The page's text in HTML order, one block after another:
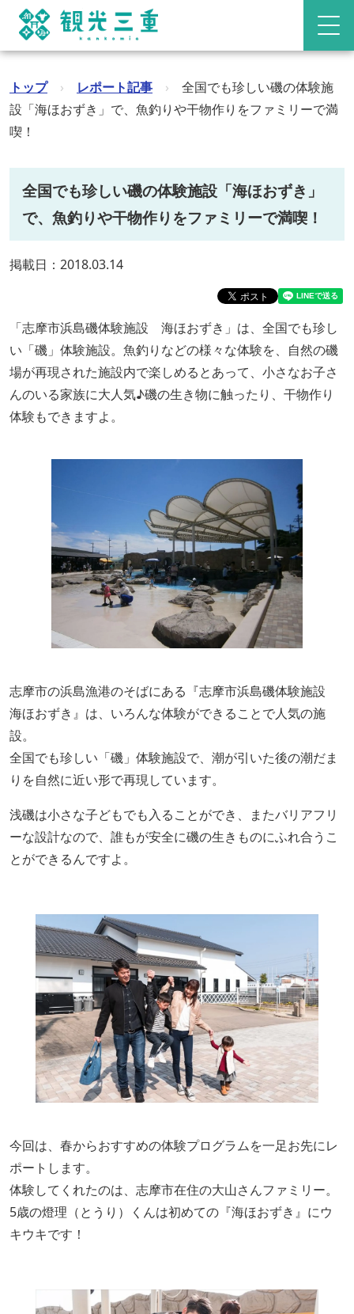
トップ › レポート記事 ›
全国でも珍しい磯の体験施
設「海ほおずき」で、魚釣りや干物作りをファミリーで満
喫！
全国でも珍しい磯の体験施設「海ほおずき」
で、魚釣りや干物作りをファミリーで満喫！
掲載日：2018.03.14
「志摩市浜島磯体験施設 海ほおずき」は、全国でも珍し
い「磯」体験施設。魚釣りなどの様々な体験を、自然の磯
場が再現された施設内で楽しめるとあって、小さなお子さ
んのいる家族に大人気♪磯の生き物に触ったり、干物作り
体験もできますよ。
志摩市の浜島漁港のそばにある『志摩市浜島磯体験施設
海ほおずき』は、いろんな体験ができることで人気の施
設。
全国でも珍しい「磯」体験施設で、潮が引いた後の潮だま
りを自然に近い形で再現しています。
浅磯は小さな子どもでも入ることができ、またバリアフリ
ーな設計なので、誰もが安全に磯の生きものにふれ合うこ
とができるんですよ。
今回は、春からおすすめの体験プログラムを一足お先にレ
ポートします。
体験してくれたのは、志摩市在住の大山さんファミリー。
5歳の燈理（とうり）くんは初めての『海ほおずき』にウ
キウキです！